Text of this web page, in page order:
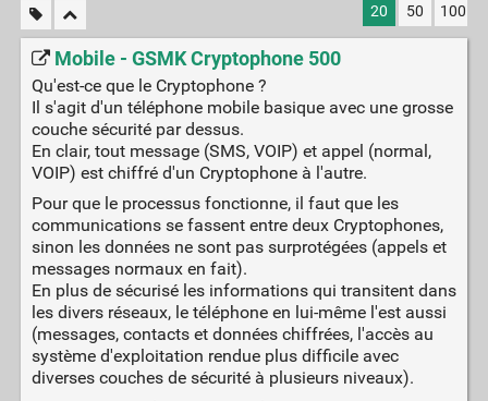
20 50 100
Mobile - GSMK Cryptophone 500
Qu'est-ce que le Cryptophone ?
Il s'agit d'un téléphone mobile basique avec une grosse
couche sécurité par dessus.
En clair, tout message (SMS, VOIP) et appel (normal,
VOIP) est chiffré d'un Cryptophone à l'autre.
Pour que le processus fonctionne, il faut que les
communications se fassent entre deux Cryptophones,
sinon les données ne sont pas surprotégées (appels et
messages normaux en fait).
En plus de sécurisé les informations qui transitent dans
les divers réseaux, le téléphone en lui-même l'est aussi
(messages, contacts et données chiffrées, l'accès au
système d'exploitation rendue plus difficile avec
diverses couches de sécurité à plusieurs niveaux).